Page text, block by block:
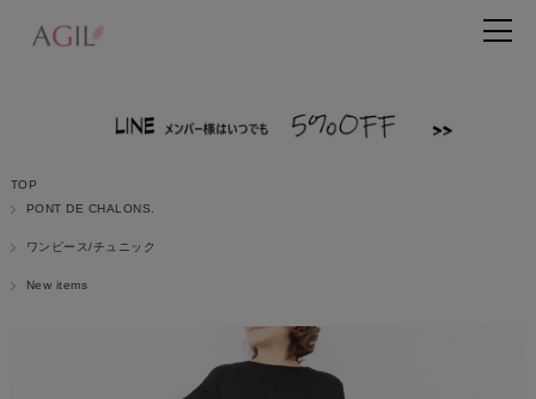
TOP
PONT DE CHALONS.
ワンピース/チュニック
New items